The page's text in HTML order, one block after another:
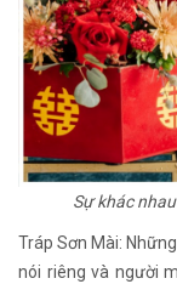
Sự khác
Tráp Sơn Mài:
nói riêng và người